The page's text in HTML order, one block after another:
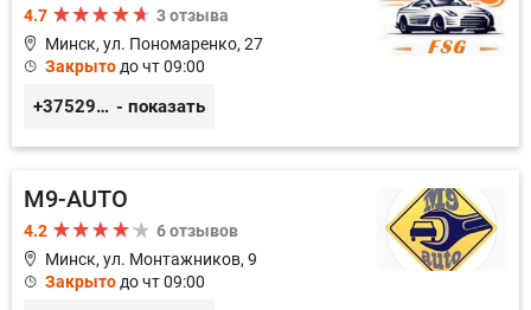
4.7
3 отзыва
Минск, ул. Пономаренко, 27
Закрыто до чт 09:00
+375291882338 - показать
M9-AUTO
4.2
6 отзывов
Минск, ул. Монтажников, 9
Закрыто до чт 09:00